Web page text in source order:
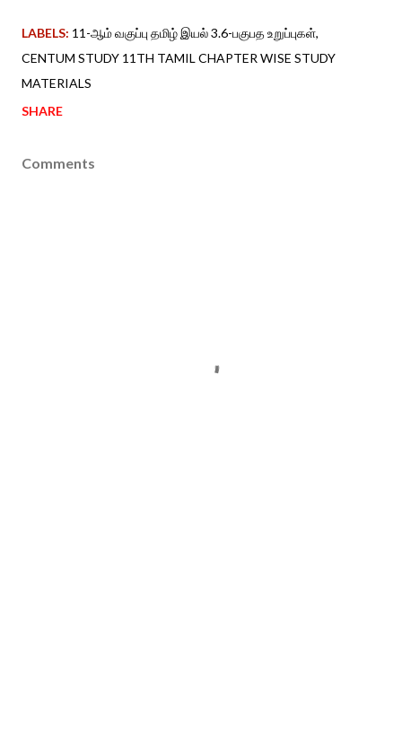
LABELS: 11-ஆம் வகுப்பு தமிழ் இயல் 3.6-பகுபத உறுப்புகள்
CENTUM STUDY 11TH TAMIL CHAPTER WISE STUDY
MATERIALS
SHARE
Comments